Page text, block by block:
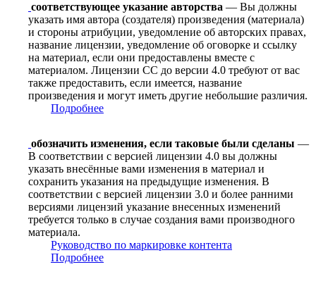
соответствующее указание авторства — Вы должны
указать имя автора (создателя) произведения (материала)
и стороны атрибуции, уведомление об авторских правах,
название лицензии, уведомление об оговорке и ссылку
на материал, если они предоставлены вместе с
материалом. Лицензии CC до версии 4.0 требуют от вас
также предоставить, если имеется, название
произведения и могут иметь другие небольшие различия.
Подробнее
обозначить изменения, если таковые были сделаны —
В соответствии с версией лицензии 4.0 вы должны
указать внесённые вами изменения в материал и
сохранить указания на предыдущие изменения. В
соответствии с версией лицензии 3.0 и более ранними
версиями лицензий указание внесенных изменений
требуется только в случае создания вами производного
материала.
Руководство по маркировке контента
Подробнее